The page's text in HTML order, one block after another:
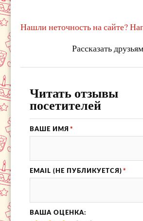
Нашли неточность на сайте?
Рассказать
Читать отзывы
посетителей
ВАШЕ ИМЯ *
EMAIL (НЕ ПУБЛИКУЕТСЯ) *
ВАША ОЦЕНКА: